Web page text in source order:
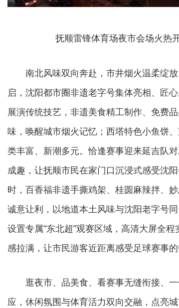
抚顺雷锋体育场夜市会场火热
南北风味双向奔赴，市井烟火温柔绽
启，沈阳都市圈非遗老字号集体亮相、匠
展演传统技艺，非遗美食精工制作、免费
味，唤醒城市烟火记忆；西塔特色小鱼饼
类丰富、新潮多元。恰逢赛事迎来延吉队
成趣，让抚顺市民在家门口沉浸式感受沈
时，百香福非遗手撕鸡架、桂圆麻辣拌、
诚意让利，以地道本土风味与沈阳老字号
设置专属“东北超”观赛区域，高清大屏全
感拉满，让市民游客近距离感受足球赛事的
逛夜市、品美食、看赛事无缝衔接、
应，休闲氛围与体育活力双向交融，点亮